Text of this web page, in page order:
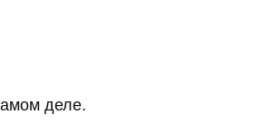
деле.